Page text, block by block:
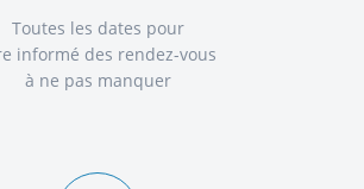
Toutes les dates pour
informé des rendez-vous
à ne pas manquer